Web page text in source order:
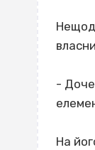
-
На